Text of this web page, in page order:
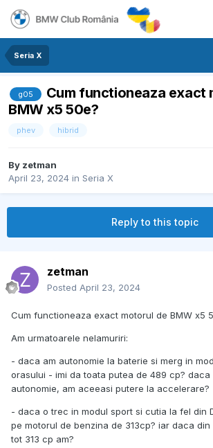
Seria X
g05
Cum functioneaza exact
BMW x5 50e?
phev hibrid
By zetman
April 23, 2024 in Seria X
Reply to this topic
zetman
Posted April 23, 2024
Cum functioneaza exact motorul de BMW x5
Am urmatoarele nelamuriri:
- daca am autonomie la baterie si merg in
orasului - imi da toata putea de 489 cp? daca
autonomie, am aceeasi putere la accelerare?
- daca o trec in modul sport si cutia la fel din
pe motorul de benzina de 313cp? iar daca
tot 313 cp am?